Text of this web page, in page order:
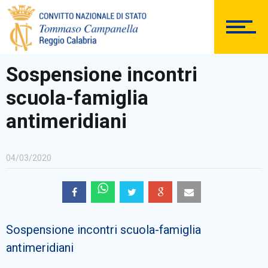
SEGRETERIA
DOCUMENTAZIONE
PERSONALE
Comunicazioni Esterne
Sospensione incontri
scuola-famiglia
antimeridiani
04/03/2020
Sospensione incontri scuola-famiglia
antimeridiani